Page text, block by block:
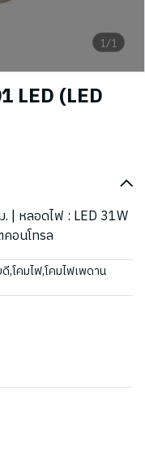
1/1
LED (LED
| หลอดไฟ : LED 31W
อนโทรล
,โคมไฟ,โคมไฟเพดาน